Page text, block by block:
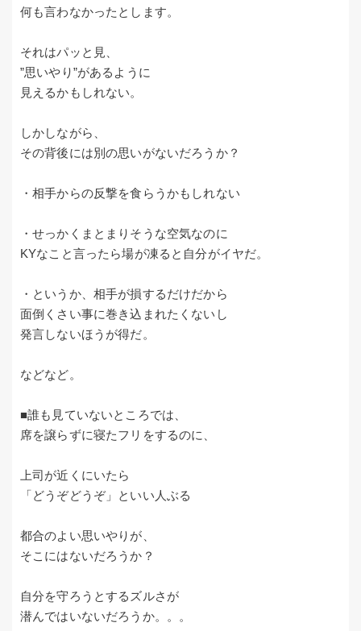
何も言わなかったとします。
それはパッと見、
”思いやり”があるように
見えるかもしれない。
しかしながら、
その背後には別の思いがないだろうか？
・相手からの反撃を食らうかもしれない
・せっかくまとまりそうな空気なのに
KYなこと言ったら場が凍ると自分がイヤだ。
・というか、相手が損するだけだから
面倒くさい事に巻き込まれたくないし
発言しないほうが得だ。
などなど。
■誰も見ていないところでは、
席を譲らずに寝たフリをするのに、
上司が近くにいたら
「どうぞどうぞ」といい人ぶる
都合のよい思いやりが、
そこにはないだろうか？
自分を守ろうとするズルさが
潜んではいないだろうか。。。